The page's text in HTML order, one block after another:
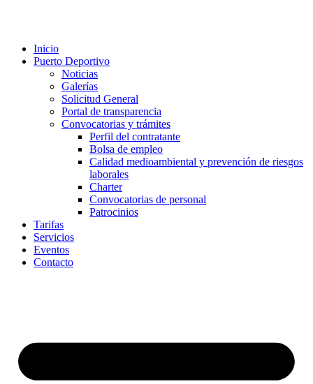
Inicio
Puerto Deportivo
Noticias
Galerías
Solicitud General
Portal de transparencia
Convocatorias y trámites
Perfil del contratante
Bolsa de empleo
Calidad medioambiental y prevención de riesgos
laborales
Charter
Convocatorias de personal
Patrocinios
Tarifas
Servicios
Eventos
Contacto